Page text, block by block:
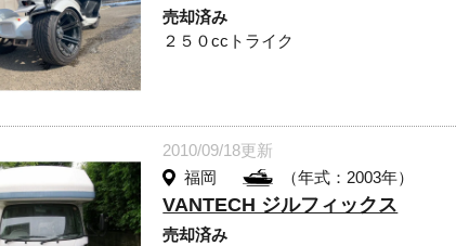
売却済み
２５０ccトライク
2010/09/18更新
福岡
（年式：2003年）
VANTECH ジルフィックス
売却済み